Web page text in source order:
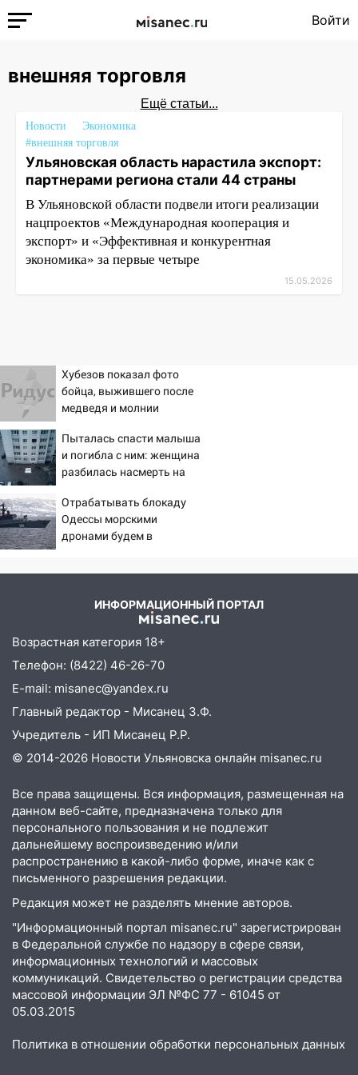
Войти
внешняя торговля
Ещё статьи...
Новости
Экономика
#внешняя торговля
Ульяновская область нарастила экспорт:
партнерами региона стали 44 страны
В Ульяновской области подвели итоги реализации
нацпроектов «Международная кооперация и
экспорт» и «Эффективная и конкурентная
экономика» за первые четыре
15.05.2026
Хубезов показал фото
бойца, выжившего после
медведя и молнии
Пыталась спасти малыша
и погибла с ним: женщина
разбилась насмерть на
– Новости
Отрабатывать блокаду
Одессы морскими
дронами будем в
ИНФОРМАЦИОННЫЙ ПОРТАЛ
Возрастная категория 18+
Телефон: (8422) 46-26-70
E-mail: misanec@yandex.ru
Главный редактор - Мисанец З.Ф.
Учредитель - ИП Мисанец Р.Р.
© 2014-2026 Новости Ульяновска онлайн misanec.ru
Все права защищены. Вся информация, размещенная на
данном веб-сайте, предназначена только для
персонального пользования и не подлежит
дальнейшему воспроизведению и/или
распространению в какой-либо форме, иначе как с
письменного разрешения редакции.
Редакция может не разделять мнение авторов.
"Информационный портал misanec.ru" зарегистрирован
в Федеральной службе по надзору в сфере связи,
информационных технологий и массовых
коммуникаций. Свидетельство о регистрации средства
массовой информации ЭЛ №ФС 77 - 61045 от
05.03.2015
Политика в отношении обработки персональных данных